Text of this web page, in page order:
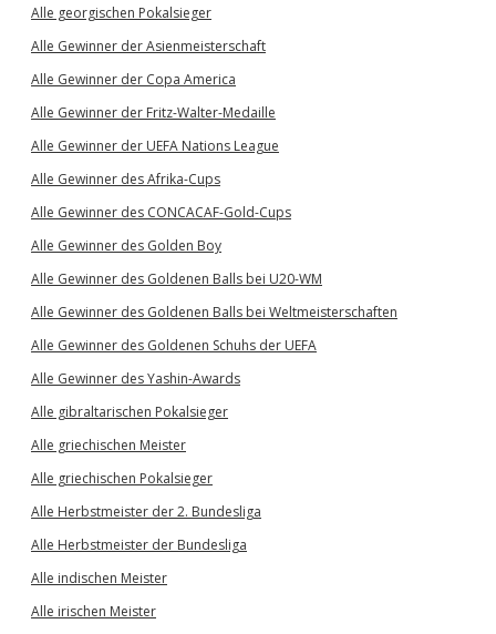
Alle georgischen Pokalsieger
Alle Gewinner der Asienmeisterschaft
Alle Gewinner der Copa America
Alle Gewinner der Fritz-Walter-Medaille
Alle Gewinner der UEFA Nations League
Alle Gewinner des Afrika-Cups
Alle Gewinner des CONCACAF-Gold-Cups
Alle Gewinner des Golden Boy
Alle Gewinner des Goldenen Balls bei U20-WM
Alle Gewinner des Goldenen Balls bei Weltmeisterschaften
Alle Gewinner des Goldenen Schuhs der UEFA
Alle Gewinner des Yashin-Awards
Alle gibraltarischen Pokalsieger
Alle griechischen Meister
Alle griechischen Pokalsieger
Alle Herbstmeister der 2. Bundesliga
Alle Herbstmeister der Bundesliga
Alle indischen Meister
Alle irischen Meister